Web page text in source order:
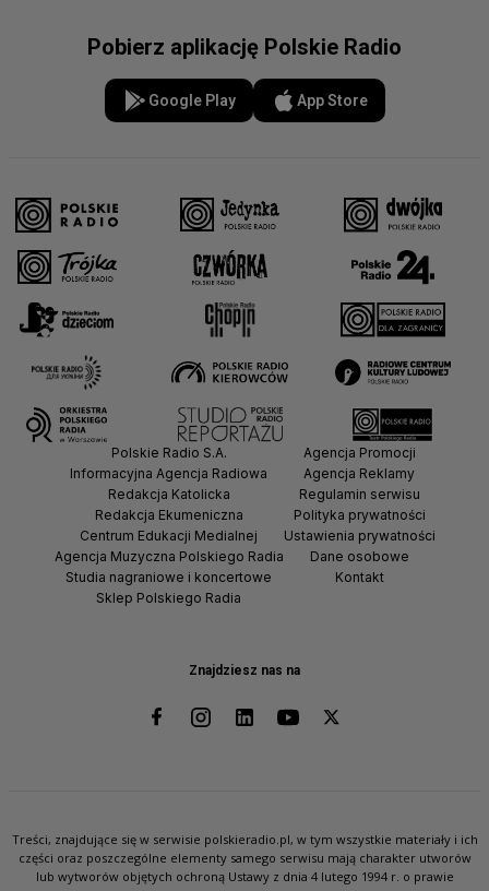
Pobierz aplikację Polskie Radio
Google Play App Store
Znajdziesz nas na
Polskie Radio S.A.
Informacyjna Agencja Radiowa
Redakcja Katolicka
Redakcja Ekumeniczna
Centrum Edukacji Medialnej
Agencja Muzyczna Polskiego Radia
Studia nagraniowe i koncertowe
Sklep Polskiego Radia
Agencja Promocji
Agencja Reklamy
Regulamin serwisu
Polityka prywatności
Ustawienia prywatności
Dane osobowe
Kontakt
Treści, znajdujące się w serwisie polskieradio.pl, w tym wszystkie materiały i ich
części oraz poszczególne elementy samego serwisu mają charakter utworów
lub wytworów objętych ochroną Ustawy z dnia 4 lutego 1994 r. o prawie